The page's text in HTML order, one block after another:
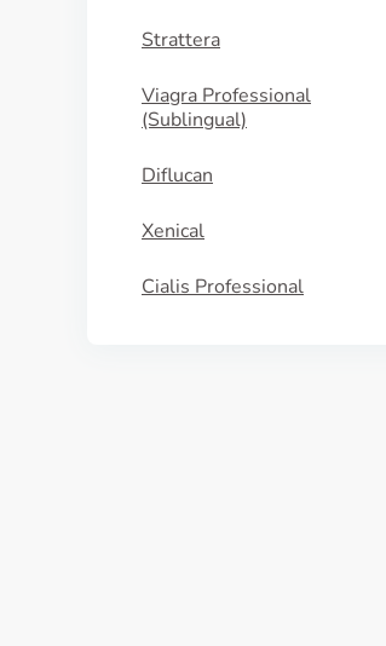
Strattera
Viagra Professional
(Sublingual)
Diflucan
Xenical
Cialis Professional